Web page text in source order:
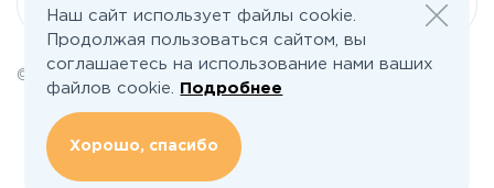
© 2026 Все права защищены | poselkino.ru
ИП Маслов Дмитрий Валерьевич
ИНН 503406273833
+79647266008
142613, Московская область, Орехово-Зуево, ул. Северная, д.14, кв.145
Наш сайт использует файлы cookie.
Продолжая пользоваться сайтом, вы
соглашаетесь на использование нами ваших
файлов cookie.
Подробнее
Хорошо, спасибо